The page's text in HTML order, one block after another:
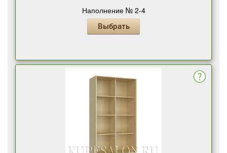
Наполнение № 2-4
Выбрать